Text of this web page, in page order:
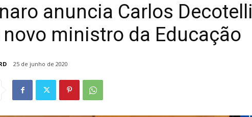
anuncia Carlos Decotelli
ministro da Educação
25 de junho de 2020